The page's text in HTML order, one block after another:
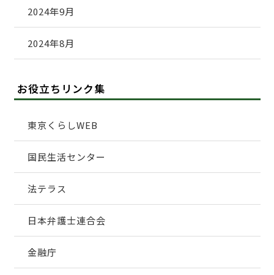
2024年9月
2024年8月
お役立ちリンク集
東京くらしWEB
国民生活センター
法テラス
日本弁護士連合会
金融庁